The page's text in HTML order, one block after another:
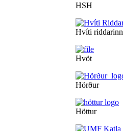
HSH
Hvíti riddarinn
Hvöt
Hörður
Höttur